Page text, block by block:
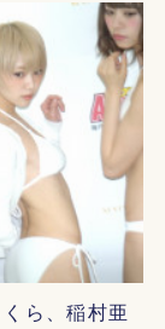
ら、稲村亜